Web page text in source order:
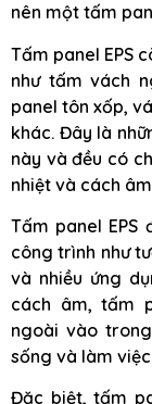
nên một tấm
Tấm panel EPS
như tấm vách
panel tôn xốp,
khác. Đây là
này và đều có
nhiệt và cách
Tấm panel
công trình như
và nhiều ứng
cách âm, tấm
ngoài vào
sống và làm
Đặc biệt, tấm